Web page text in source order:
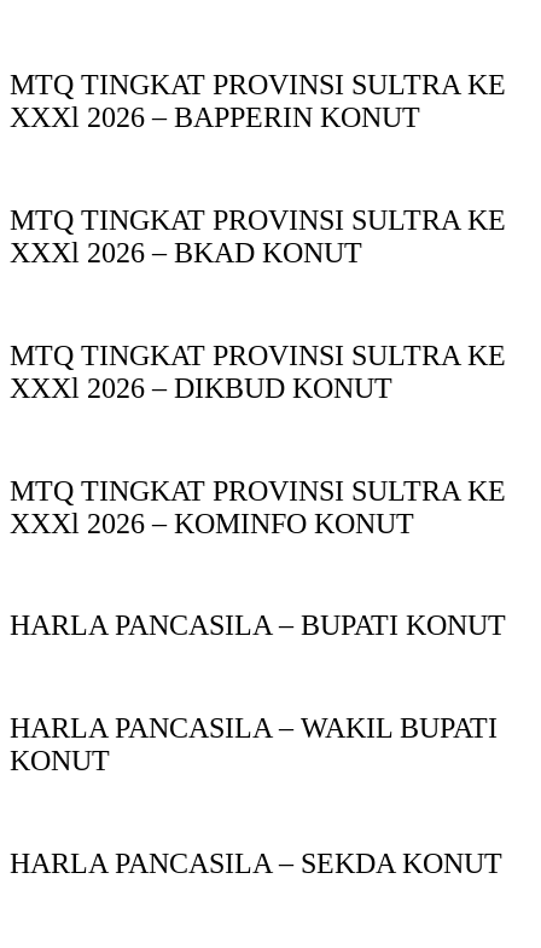
MTQ TINGKAT PROVINSI SULTRA KE
XXXl 2026 – BAPPERIN KONUT
MTQ TINGKAT PROVINSI SULTRA KE
XXXl 2026 – BKAD KONUT
MTQ TINGKAT PROVINSI SULTRA KE
XXXl 2026 – DIKBUD KONUT
MTQ TINGKAT PROVINSI SULTRA KE
XXXl 2026 – KOMINFO KONUT
HARLA PANCASILA – BUPATI KONUT
HARLA PANCASILA – WAKIL BUPATI
KONUT
HARLA PANCASILA – SEKDA KONUT